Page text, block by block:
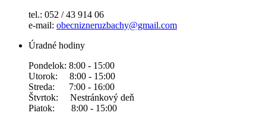
tel.: 052 / 43 914 06
e-mail: obecnizneruzbachy@gmail.com
Úradné hodiny
Pondelok: 8:00 - 15:00
Utorok: 8:00 - 15:00
Streda: 7:00 - 16:00
Štvrtok: Nestránkový deň
Piatok: 8:00 - 15:00